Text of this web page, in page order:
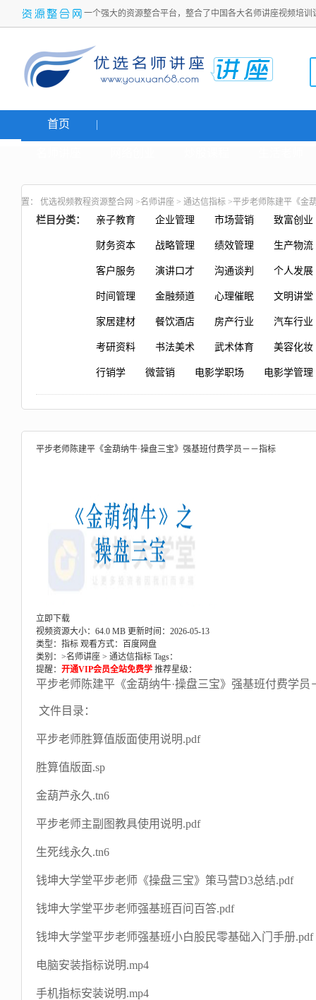
一个强大的资源整合平台，整合了中国各大名师讲座视频培
首页
置： 优选视频教程资源整合网 >名师讲座 > 通达信指标 >平步老师陈建平《金
栏目分类： 亲子教育 企业管理 市场营销 致富创业
财务资本 战略管理 绩效管理 生产物流
客户服务 演讲口才 沟通谈判 个人发展
时间管理 金融频道 心理催眠 文明讲堂
家居建材 餐饮酒店 房产行业 汽车行业
考研资料 书法美术 武术体育 美容化妆
行销学 微营销 电影学职场 电影学管理
平步老师陈建平《金葫纳牛·操盘三宝》强基班付费学员－－指标
立即下载
视频资源大小：64.0 MB 更新时间：2026-05-13
类型：指标 观看方式：百度网盘
类别：>名师讲座 > 通达信指标 Tags：
提醒： 开通VIP会员全站免费学 推荐星级：
平步老师陈建平《金葫纳牛·操盘三宝》强基班付费学员
文件目录：
平步老师胜算值版面使用说明.pdf
胜算值版面.sp
金葫芦永久.tn6
平步老师主副图教具使用说明.pdf
生死线永久.tn6
钱坤大学堂平步老师《操盘三宝》策马营D3总结.pdf
钱坤大学堂平步老师强基班百问百答.pdf
钱坤大学堂平步老师强基班小白股民零基础入门手册.pdf
电脑安装指标说明.mp4
手机指标安装说明.mp4